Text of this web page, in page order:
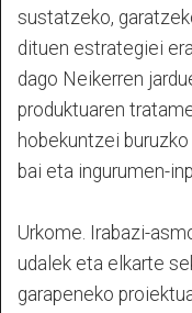
sustatzeko,
dituen estrategiei
dago Neikerren
produktuaren
hobekuntzei
bai eta ingurumen-
Urkome. Irabazi-
udalek eta elkarte
garapeneko